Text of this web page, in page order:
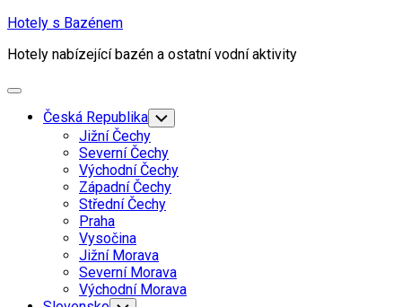
Skip
content
Hotely s Bazénem
Hotely nabízející bazén a ostatní vodní aktivity
Expand
Česká Republika Toggle
Child
Menu
Jižní Čechy
Severní Čechy
Východní Čechy
Západní Čechy
Střední Čechy
Praha
Vysočina
Jižní Morava
Severní Morava
Východní Morava